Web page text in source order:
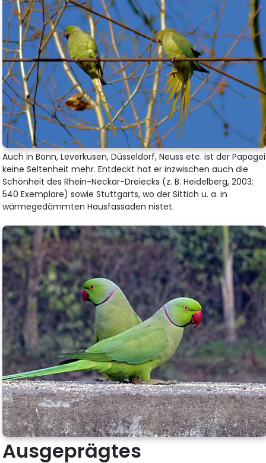
Auch in Bonn, Leverkusen, Düsseldorf, Neuss etc. ist der Papagei
keine Seltenheit mehr. Entdeckt hat er inzwischen auch die
Schönheit des Rhein-Neckar-Dreiecks (z. B. Heidelberg, 2003:
540 Exemplare) sowie Stuttgarts, wo der Sittich u. a. in
wärmegedämmten Hausfassaden nistet.
Ausgeprägtes